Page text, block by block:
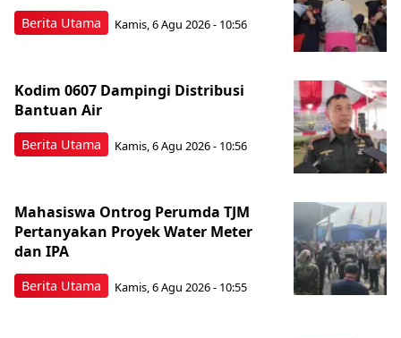
Berita Utama Kamis, 6 Agu 2026 - 10:56
Berita Utama
Kodim 0607 Dampingi Distribusi
Bantuan Air
Kamis, 6 Agu 2026 - 10:56
Berita Utama
Mahasiswa Ontrog Perumda TJM
Pertanyakan Proyek Water Meter
dan IPA
Kamis, 6 Agu 2026 - 10:55